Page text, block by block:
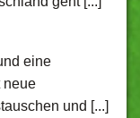
eine
neue
und [...]